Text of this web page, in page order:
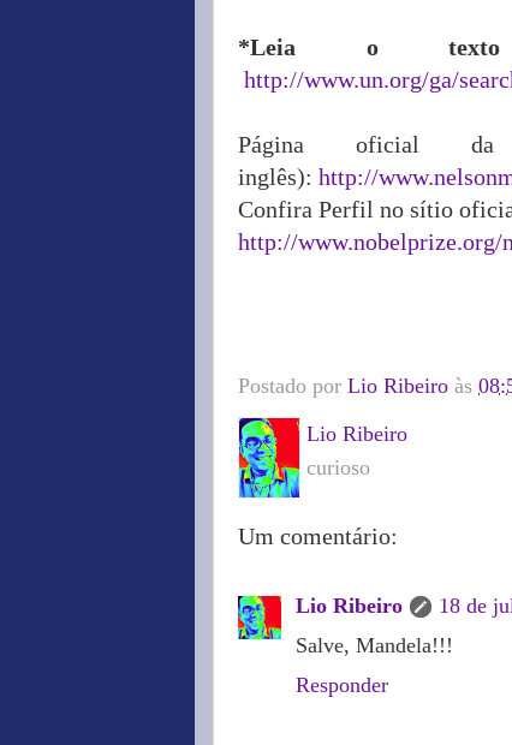
*Leia o
http://www.un.org/ga/
Página oficial da
inglês): http://
Confira Perfil no sítio
http://www.nobelprize.org/
Postado por Lio Ribeiro às
Lio Ribeiro
curioso
Um comentário:
Lio Ribeiro
18 de
Salve, Mandela!!!
Responder